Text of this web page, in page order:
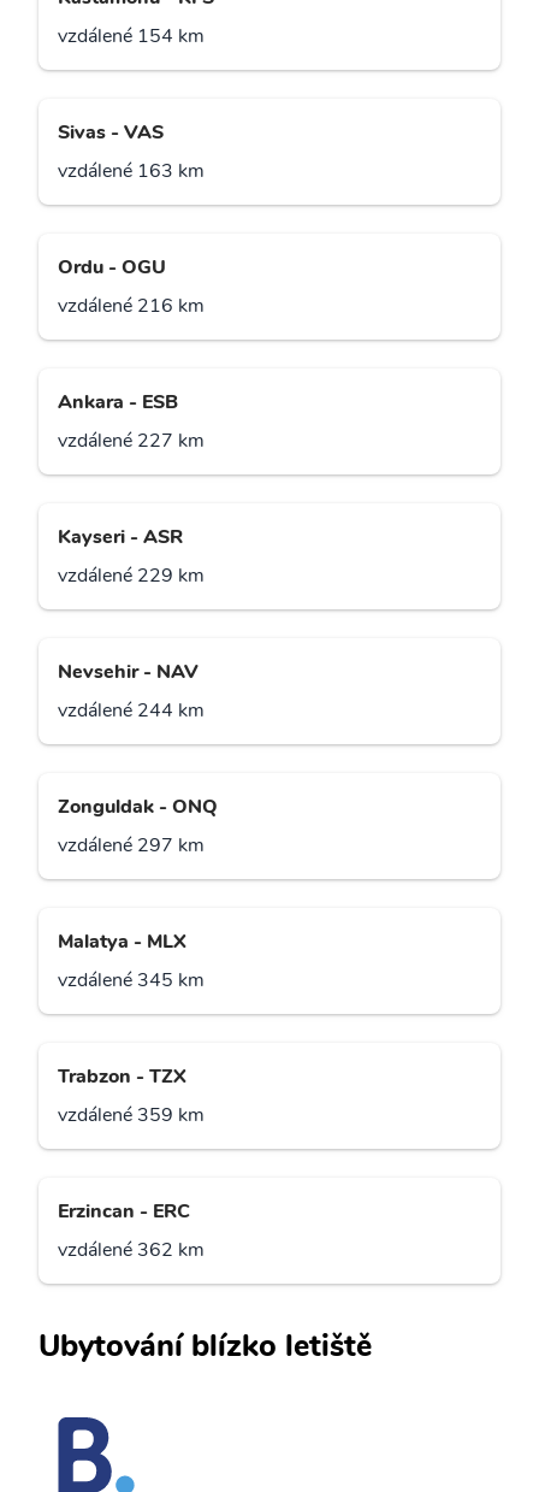
vzdálené 154 km
Sivas - VAS
vzdálené 163 km
Ordu - OGU
vzdálené 216 km
Ankara - ESB
vzdálené 227 km
Kayseri - ASR
vzdálené 229 km
Nevsehir - NAV
vzdálené 244 km
Zonguldak - ONQ
vzdálené 297 km
Malatya - MLX
vzdálené 345 km
Trabzon - TZX
vzdálené 359 km
Erzincan - ERC
vzdálené 362 km
Ubytování blízko letiště